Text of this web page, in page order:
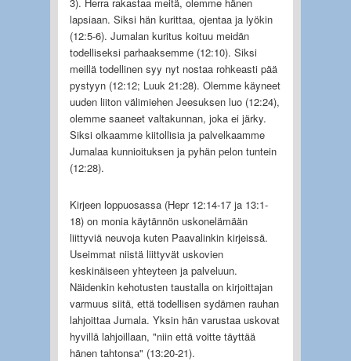
lapsiaan. Siksi hän kurittaa, ojentaa ja lyökin
(12:5-6). Jumalan kuritus koituu meidän
todelliseksi parhaaksemme (12:10). Siksi
meillä todellinen syy nyt nostaa rohkeasti pää
pystyyn (12:12; Luuk 21:28). Olemme käyneet
uuden liiton välimiehen Jeesuksen luo (12:24),
olemme saaneet valtakunnan, joka ei järky.
Siksi olkaamme kiitollisia ja palvelkaamme
Jumalaa kunnioituksen ja pyhän pelon tuntein
(12:28).
Kirjeen loppuosassa (Hepr 12:14-17 ja 13:1-
18) on monia käytännön uskonelämään
liittyviä neuvoja kuten Paavalinkin kirjeissä.
Useimmat niistä liittyvät uskovien
keskinäiseen yhteyteen ja palveluun.
Näidenkin kehotusten taustalla on kirjoittajan
varmuus siitä, että todellisen sydämen rauhan
lahjoittaa Jumala. Yksin hän varustaa uskovat
hyvillä lahjoillaan, "niin että voitte täyttää
hänen tahtonsa" (13:20-21).